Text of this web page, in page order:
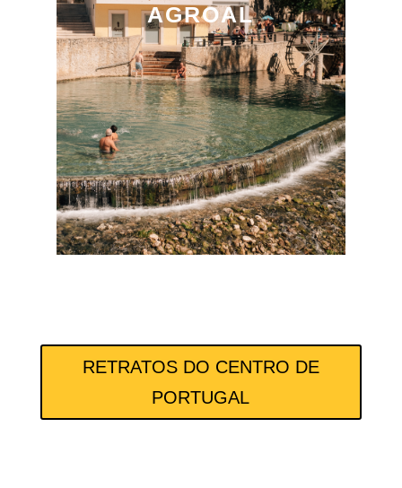
AGROAL
RETRATOS DO CENTRO DE
PORTUGAL